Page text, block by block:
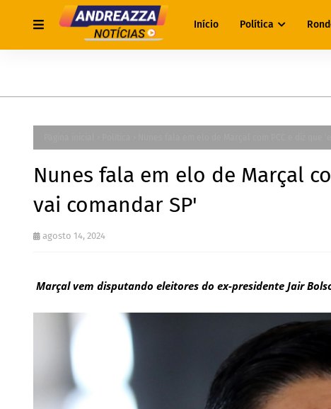
Início Política
Nunes fala em elo de Marçal
vai comandar SP'
agosto 14, 2024
Marçal vem disputando eleitores do ex-presidente Jair